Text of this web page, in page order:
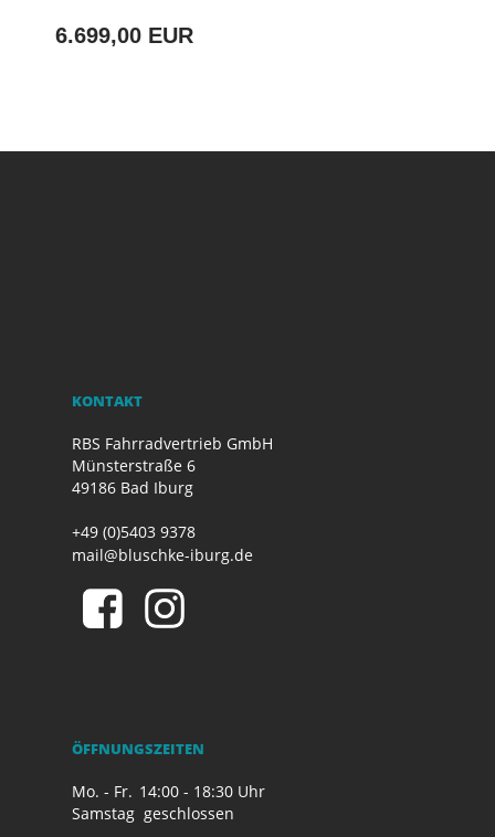
6.699,00 EUR
KONTAKT
RBS Fahrradvertrieb GmbH
Münsterstraße 6
49186 Bad Iburg
+49 (0)5403 9378
mail@bluschke-iburg.de
ÖFFNUNGSZEITEN
Mo. - Fr. 14:00 - 18:30 Uhr
Samstag geschlossen